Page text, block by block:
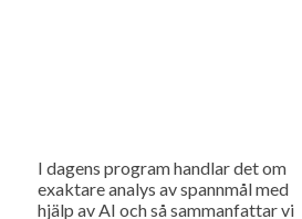
I dagens program handlar det om
exaktare analys av spannmål med
hjälp av AI och så sammanfattar vi